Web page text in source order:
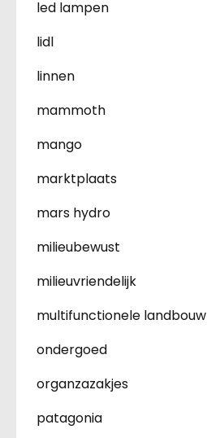
led lampen
lidl
linnen
mammoth
mango
marktplaats
mars hydro
milieubewust
milieuvriendelijk
multifunctionele landbouw
ondergoed
organzazakjes
patagonia